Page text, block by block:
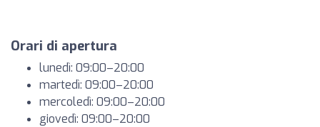
Orari di apertura
lunedì: 09:00–20:00
martedì: 09:00–20:00
mercoledì: 09:00–20:00
giovedì: 09:00–20:00